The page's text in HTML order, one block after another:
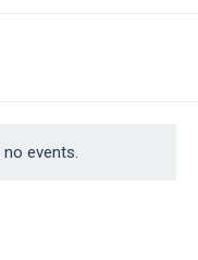
events.